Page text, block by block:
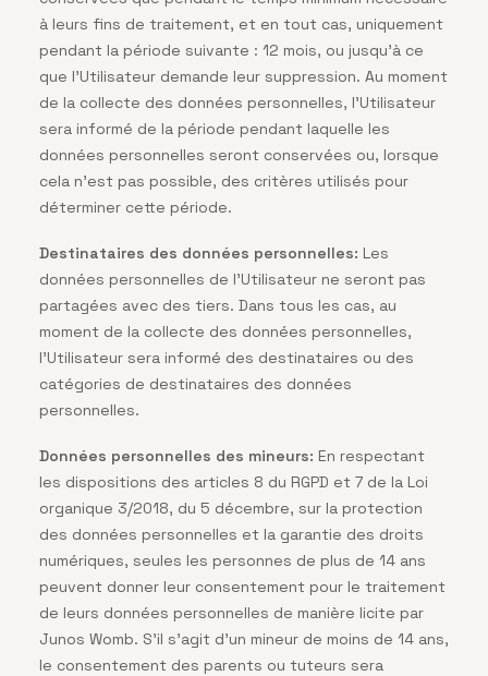
à leurs fins de traitement, et en tout cas, uniquement
pendant la période suivante : 12 mois, ou jusqu’à ce
que l’Utilisateur demande leur suppression. Au moment
de la collecte des données personnelles, l’Utilisateur
sera informé de la période pendant laquelle les
données personnelles seront conservées ou, lorsque
cela n’est pas possible, des critères utilisés pour
déterminer cette période.
Destinataires des données personnelles: Les
données personnelles de l’Utilisateur ne seront pas
partagées avec des tiers. Dans tous les cas, au
moment de la collecte des données personnelles,
l’Utilisateur sera informé des destinataires ou des
catégories de destinataires des données
personnelles.
Données personnelles des mineurs: En respectant
les dispositions des articles 8 du RGPD et 7 de la Loi
organique 3/2018, du 5 décembre, sur la protection
des données personnelles et la garantie des droits
numériques, seules les personnes de plus de 14 ans
peuvent donner leur consentement pour le traitement
de leurs données personnelles de manière licite par
Junos Womb. S’il s’agit d’un mineur de moins de 14 ans,
le consentement des parents ou tuteurs sera